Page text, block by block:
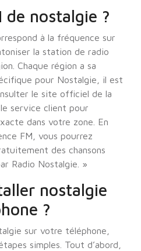
de nostalgie ?
à la fréquence sur
la station de radio
Chaque région a sa
pour Nostalgie, il est
le site officiel de la
service client pour
dans votre zone. En
FM, vous pourrez
des chansons
Radio Nostalgie. »
nostalgie
?
sur votre téléphone,
simples. Tout d’abord,